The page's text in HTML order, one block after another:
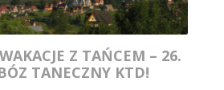
Z TAŃCEM – 26.
TANECZNY KTD!